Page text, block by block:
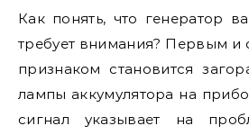
Как понять, что генератор
требует внимания? Первым
признаком становится
лампы аккумулятора на
сигнал указывает на